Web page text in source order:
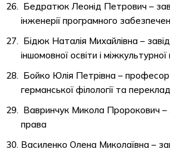
Бедратюк Леонід Петрович –
інженерії програмного
Бідюк Наталія Михайлівна –
іншомовної освіти і міжкультурної
Бойко Юлія Петрівна –
германської філології та
Вавринчук Микола Пророкович –
права
Василенко Олена Миколаївна –